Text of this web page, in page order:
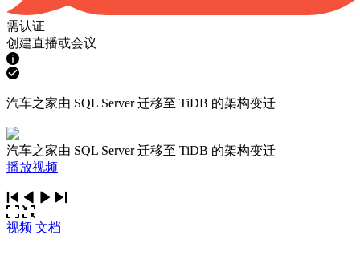
需认证
创建直播或会议
汽车之家由 SQL Server 迁移至 TiDB 的架构变迁
汽车之家由 SQL Server 迁移至 TiDB 的架构变迁
播放视频
视频 文档